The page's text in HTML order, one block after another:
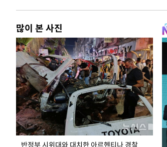
많이 본 사진
반정부 시위대와 대치한 아르헨티나 경찰